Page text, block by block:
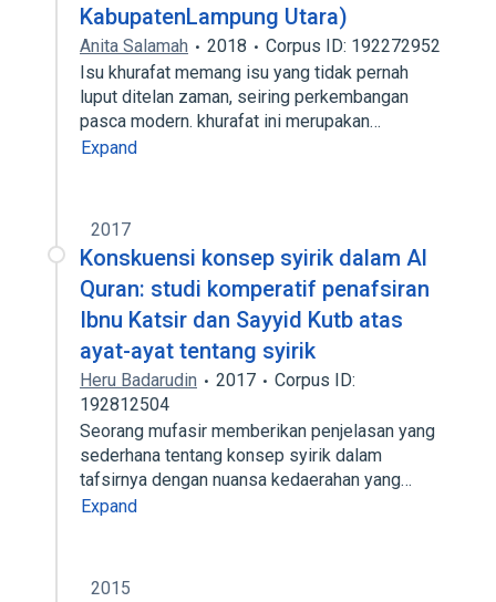
KabupatenLampung Utara)
Anita Salamah 2018
Corpus ID: 192272952
Isu khurafat memang isu yang tidak pernah
luput ditelan zaman, seiring perkembangan
pasca modern. khurafat ini merupakan…
Expand
2017
Konskuensi konsep syirik dalam Al
Quran: studi komperatif penafsiran
Ibnu Katsir dan Sayyid Kutb atas
ayat-ayat tentang syirik
Heru Badarudin 2017
Corpus ID:
192812504
Seorang mufasir memberikan penjelasan yang
sederhana tentang konsep syirik dalam
tafsirnya dengan nuansa kedaerahan yang…
Expand
2015